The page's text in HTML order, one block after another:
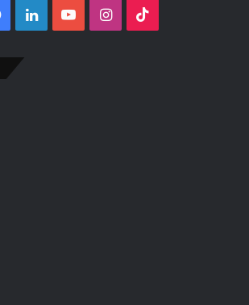
Facebook
LinkedInYouTubeInstagram